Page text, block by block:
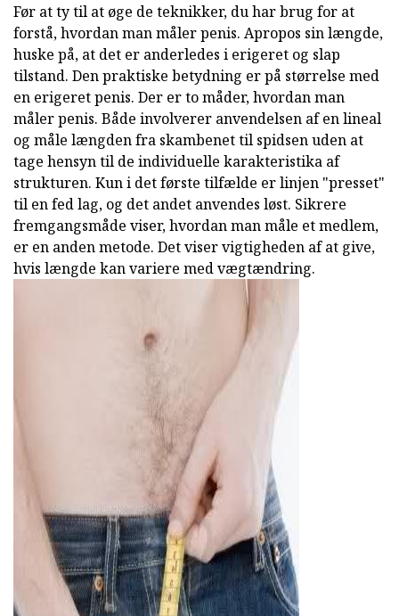
Før at ty til at øge de teknikker, du har brug for at
forstå, hvordan man måler penis. Apropos sin længde,
huske på, at det er anderledes i erigeret og slap
tilstand. Den praktiske betydning er på størrelse med
en erigeret penis. Der er to måder, hvordan man
måler penis. Både involverer anvendelsen af en lineal
og måle længden fra skambenet til spidsen uden at
tage hensyn til de individuelle karakteristika af
strukturen. Kun i det første tilfælde er linjen "presset"
til en fed lag, og det andet anvendes løst. Sikrere
fremgangsmåde viser, hvordan man måle et medlem,
er en anden metode. Det viser vigtigheden af at give,
hvis længde kan variere med vægtændring.